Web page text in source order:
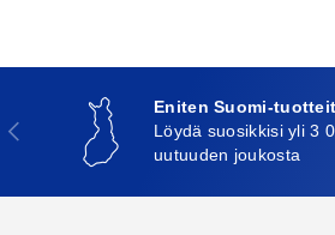
Edellinen
Eniten Suomi-
Löydä suosikkisi yli 3
uutuuden joukosta